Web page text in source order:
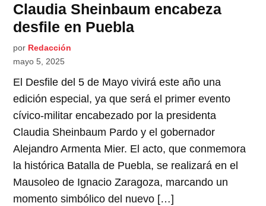
Claudia Sheinbaum encabeza
desfile en Puebla
por Redacción
mayo 5, 2025
El Desfile del 5 de Mayo vivirá este año una
edición especial, ya que será el primer evento
cívico-militar encabezado por la presidenta
Claudia Sheinbaum Pardo y el gobernador
Alejandro Armenta Mier. El acto, que conmemora
la histórica Batalla de Puebla, se realizará en el
Mausoleo de Ignacio Zaragoza, marcando un
momento simbólico del nuevo […]